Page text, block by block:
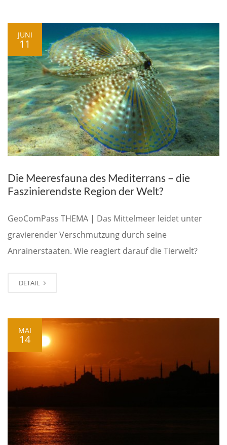
JUNI
11
Die Meeresfauna des Mediterrans – die
Faszinierendste Region der Welt?
GeoComPass THEMA | Das Mittelmeer leidet unter
gravierender Verschmutzung durch seine
Anrainerstaaten. Wie reagiert darauf die Tierwelt?
DETAIL
MAI
14